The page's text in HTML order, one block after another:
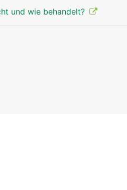
und wie behandelt?